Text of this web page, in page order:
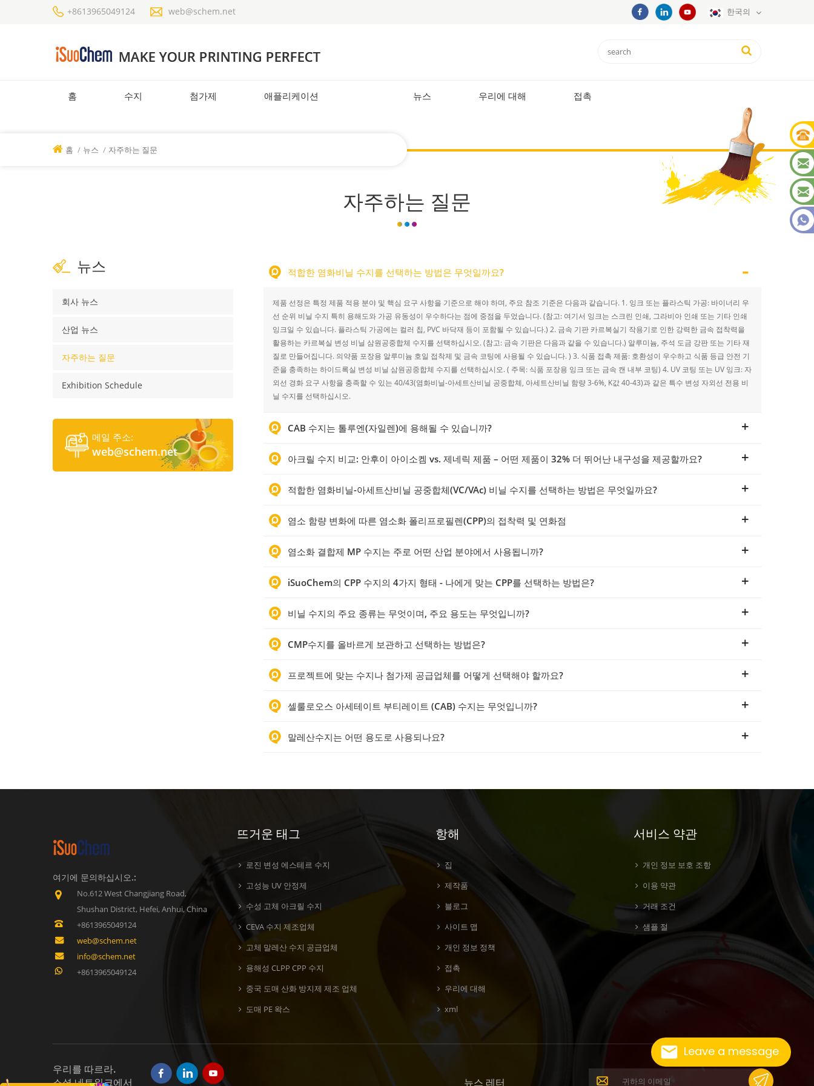
Leave a message
+8613965049124 web@schem.net 한국의
홈 수지 첨가제 애플리케이션 뉴스 우리에 대해 접촉
홈 / 뉴스 / 자주하는 질문
자주하는 질문
뉴스
회사 뉴스
산업 뉴스
자주하는 질문
Exhibition Schedule
메일 주소:
web@schem.net
적합한 염화비닐 수지를 선택하는 방법은 무엇일까요?
제품 선정은 특정 제품 적용 분야 및 핵심 요구 사항을 기준으로 해야 하며, 주요 참조 기준은 다음과 같습니다. 1. 잉크 또는 플라스틱 가공: 바이너리 우
선 순위 비닐 수지 특히 용해도와 가공 유동성이 우수하다는 점에 중점을 두었습니다. (참고: 여기서 잉크는 스크린 인쇄, 그라비아 인쇄 또는 기타 인쇄
잉크일 수 있습니다. 플라스틱 가공에는 컬러 칩, PVC 바닥재 등이 포함될 수 있습니다.) 2. 금속 기판 카르복실기 작용기로 인한 강력한 금속 접착력을
활용하는 카르복실 변성 비닐 삼원공중합체 수지를 선택하십시오. (참고: 금속 기판은 다음과 같을 수 있습니다.) 알루미늄, 주석 도금 강판 또는 기타 재
질로 만들어집니다. 의약품 포장용 알루미늄 호일 접착제 및 금속 코팅에 사용될 수 있습니다. ) 3. 식품 접촉 제품: 호환성이 우수하고 식품 등급 안전 기
준을 충족하는 하이드록실 변성 비닐 삼원공중합체 수지를 선택하십시오. ( 주목: 식품 포장용 잉크 또는 금속 캔 내부 코팅) 4. UV 코팅 또는 UV 잉크: 자
외선 경화 요구 사항을 충족할 수 있는 40/43(염화비닐-아세트산비닐 공중합체, 아세트산비닐 함량 3-6%, K값 40-43)과 같은 특수 변성 자외선 전용 비
닐 수지를 선택하십시오.
CAB 수지는 톨루엔(자일렌)에 용해될 수 있습니까?
아크릴 수지 비교: 안후이 아이소켐 vs. 제네릭 제품 – 어떤 제품이 32% 더 뛰어난 내구성을 제공할까요?
적합한 염화비닐-아세트산비닐 공중합체(VC/VAc) 비닐 수지를 선택하는 방법은 무엇일까요?
염소 함량 변화에 따른 염소화 폴리프로필렌(CPP)의 접착력 및 연화점
염소화 결합제 MP 수지는 주로 어떤 산업 분야에서 사용됩니까?
iSuoChem의 CPP 수지의 4가지 형태 - 나에게 맞는 CPP를 선택하는 방법은?
비닐 수지의 주요 종류는 무엇이며, 주요 용도는 무엇입니까?
CMP수지를 올바르게 보관하고 선택하는 방법은?
프로젝트에 맞는 수지나 첨가제 공급업체를 어떻게 선택해야 할까요?
셀룰로오스 아세테이트 부티레이트 (CAB) 수지는 무엇입니까?
말레산수지는 어떤 용도로 사용되나요?
여기에 문의하십시오.:
No.612 West Changjiang Road,
Shushan District, Hefei, Anhui, China
+8613965049124
web@schem.net
info@schem.net
+8613965049124
뜨거운 태그
로진 변성 에스테르 수지
고성능 UV 안정제
수성 고체 아크릴 수지
CEVA 수지 제조업체
고체 말레산 수지 공급업체
용해성 CLPP CPP 수지
중국 도매 산화 방지제 제조 업체
도매 PE 왁스
항해
집
제작품
블로그
사이트 맵
개인 정보 정책
접촉
우리에 대해
xml
서비스 약관
개인 정보 보호 조항
이용 약관
거래 조건
샘플 절
우리를 따르라.
소셜 네트워크에서
뉴스 레터